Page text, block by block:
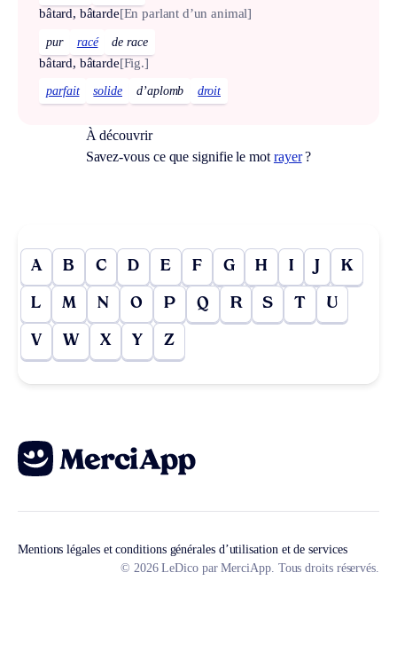
bâtard, bâtarde[En parlant d’un animal]
pur racé de race
bâtard, bâtarde[Fig.]
parfait solide d’aplomb droit
À découvrir
Savez-vous ce que signifie le mot rayer?
A B C D E F G H I J K
L M N O P Q R S T U
V W X Y Z
Mentions légales et conditions générales d’utilisation et de services
© 2026 LeDico par MerciApp. Tous droits réservés.